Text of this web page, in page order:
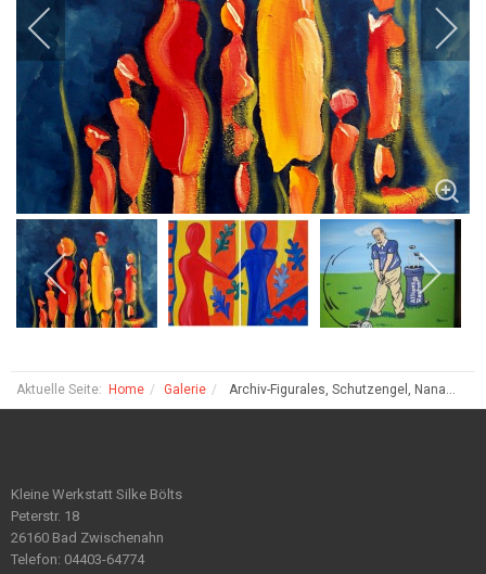
Aktuelle Seite: Home Galerie Archiv-Figurales, Schutzengel, Nana...
Kleine Werkstatt Silke Bölts
Peterstr. 18
26160 Bad Zwischenahn
Telefon: 04403-64774